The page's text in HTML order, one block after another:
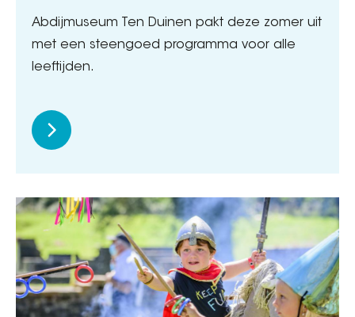
Abdijmuseum Ten Duinen pakt deze zomer uit
met een steengoed programma voor alle
leeftijden.